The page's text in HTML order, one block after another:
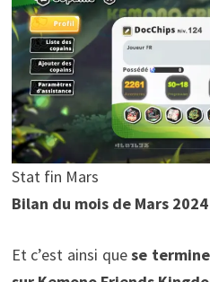
Stat fin Mars
Bilan du mois de Mars 2024
Et c’est ainsi quese